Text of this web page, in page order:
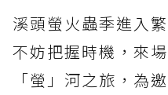
溪頭螢火蟲季進入
不妨把握時機，來
「螢」河之旅，為